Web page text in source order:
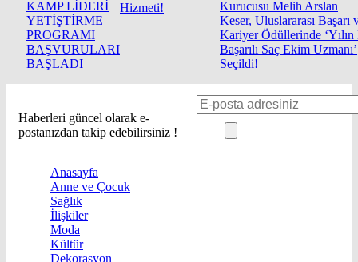
KAMP LİDERİ
YETİŞTİRME
PROGRAMI
BAŞVURULARI
BAŞLADI
Hizmeti!
Kurucusu Melih Arslan
Keser, Uluslararası Başarı
Kariyer Ödüllerinde ‘Yılın
Başarılı Saç Ekim Uzmanı’
Seçildi!
Haberleri güncel olarak e-
postanızdan takip edebilirsiniz !
Anasayfa
Anne ve Çocuk
Sağlık
İlişkiler
Moda
Kültür
Dekorasyon